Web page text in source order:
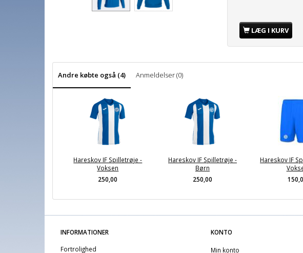
LÆG I KURV
Andre købte også (4) Anmeldelser (0)
Hareskov IF Spilletrøje -
Voksen
250,00
Hareskov IF Spilletrøje -
Børn
250,00
Hareskov IF
INFORMATIONER
Fortrolighed
KONTO
Min konto